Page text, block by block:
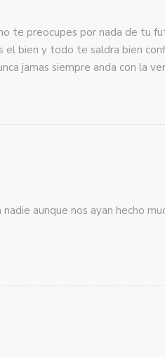
te preocupes por nada de tu
el bien y todo te saldra bien
jamas siempre anda con la
aunque nos ayan hecho